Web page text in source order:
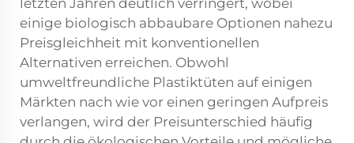
letzten Jahren deutlich verringert, wobei
einige biologisch abbaubare Optionen nahezu
Preisgleichheit mit konventionellen
Alternativen erreichen. Obwohl
umweltfreundliche Plastiktüten auf einigen
Märkten nach wie vor einen geringen Aufpreis
verlangen, wird der Preisunterschied häufig